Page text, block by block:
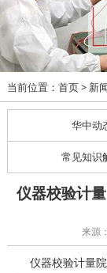
当前位置： 首页> 新
华中动
常见知识
仪器校验计
来源
仪器校验计量